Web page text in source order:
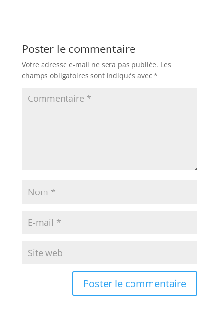
Poster le commentaire
Votre adresse e-mail ne sera pas publiée. Les
champs obligatoires sont indiqués avec *